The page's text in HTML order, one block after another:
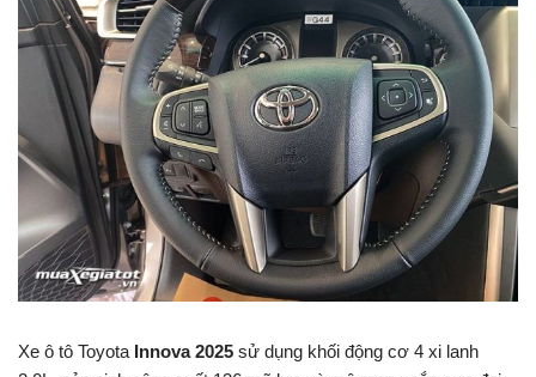
Xe ô tô Toyota Innova 2025 sử dụng khối động cơ 4 xi lanh